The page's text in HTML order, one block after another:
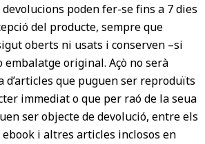
devolucions poden fer-se fins a 7 dies
del producte, sempre que
oberts ni usats i conserven –si
embalatge original. Açò no serà
d’articles que puguen ser reproduïts
immediat o que per raó de la seua
ser objecte de devolució, entre els
i altres articles inclosos en